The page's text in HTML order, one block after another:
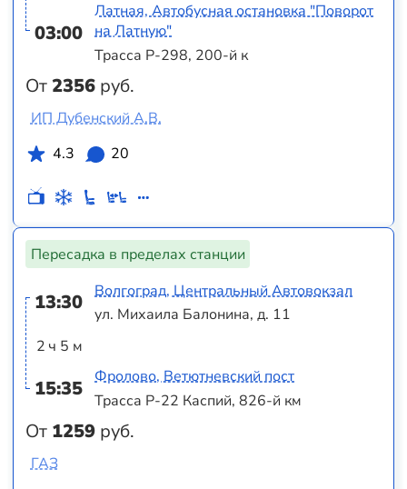
03:00
От2356 руб.
Латная, Автобусная остановка "Поворот
на Латную"
Трасса Р-298, 200-й к
ИП Дубенский А.В.
4.3
20
Пересадка в пределах станции
13:30
2 ч 5 м
15:35
От 1259 руб.
Волгоград, Центральный Автовокзал
ул. Михаила Балонина, д. 11
Фролово, Ветютневский пост
Трасса Р-22 Каспий, 826-й км
ГАЗ